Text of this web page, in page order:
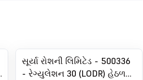
સૂર્યા રોશની લિમિટેડ - 500336
- રેગ્યુલેશન 30 (LODR) હેઠળ